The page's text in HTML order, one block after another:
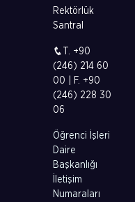
Rektörlük
Santral
T. +90
(246) 214 60
00 | F. +90
(246) 228 30
06
Öğrenci İşleri
Daire
Başkanlığı
İletişim
Numaraları